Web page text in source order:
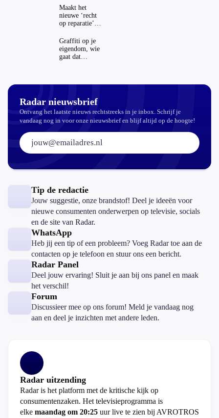
Maakt het
nieuwe ‘recht
op reparatie’
echt
aantrekkelijker?
Graffiti op je
eigendom, wie
gaat dat
Radar nieuwsbrief
Ontvang het laatste nieuws rechtstreeks in je inbox. Schrijf je
vandaag nog in voor onze nieuwsbrief en blijf altijd op de hoogte!
E-mailadres:
Tip de redactie
Jouw suggestie, onze brandstof! Deel je ideeën voor
nieuwe consumenten onderwerpen op televisie, socials
en de site van Radar.
WhatsApp
Heb jij een tip of een probleem? Voeg Radar toe aan de
contacten op je telefoon en stuur ons een bericht.
Radar Panel
Deel jouw ervaring! Sluit je aan bij ons panel en maak
het verschil!
Forum
Discussieer mee op ons forum! Meld je vandaag nog
aan en deel je inzichten met andere leden.
Radar uitzending
Radar is het platform met de kritische kijk op
consumentenzaken. Het televisieprogramma is
elke maandag om 20:25 uur live te zien bij AVROTROS